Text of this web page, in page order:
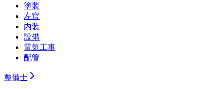
塗装
左官
内装
設備
電気工事
配管
整備士